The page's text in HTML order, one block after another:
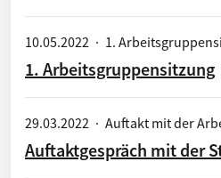
10.05.2022 · 1.
1. Arbeitsgruppensitzung
29.03.2022 · Auftakt mit der
Auftaktgespräch mit der